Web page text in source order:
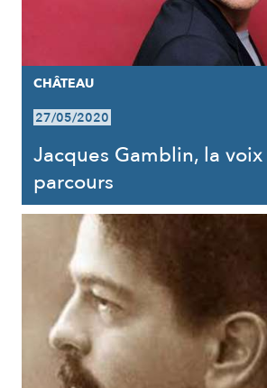
CHÂTEAU
27/05/2020
Jacques Gamblin, la
parcours